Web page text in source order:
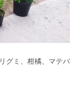
グミ、柑橘、マテバ